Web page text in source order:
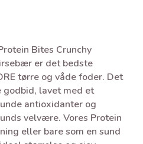
Bites Crunchy
er det bedste
tørre og våde foder. Det
godbid, lavet med et
antioxidanter og
velvære. Vores Protein
eller bare som en sund